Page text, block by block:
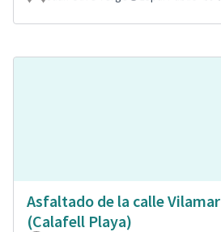
Asfaltado de la calle Vilamar
(Calafell Playa)